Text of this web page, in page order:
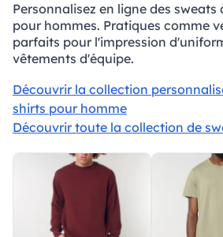
Personnalisez en ligne des
pour hommes. Pratiques comme
parfaits pour l'impression
vêtements d'équipe.
Découvrir la collection
shirts pour homme
Découvrir toute la collection de